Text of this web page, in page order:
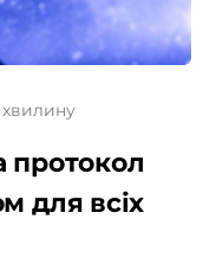
протокол
для всіх